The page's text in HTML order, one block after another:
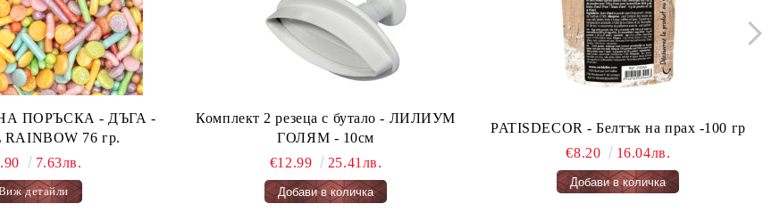
- ДЪГА -
PASTEL RAINBOW 76 гр.
7.63лв.
детайли
Комплект 2 резеца с бутало - ЛИЛИУМ
ГОЛЯМ - 10см
€12.99
25.41лв.
PATISDECOR - Белтък на прах -100 гр
€8.20
16.04лв.